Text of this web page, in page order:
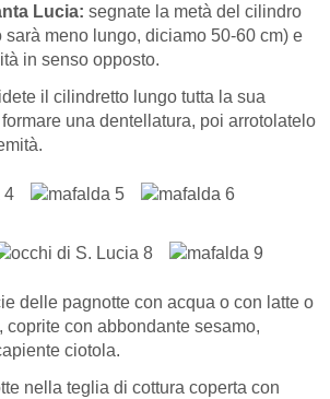
Lucia: segnate la metà del cilindro
sarà meno lungo, diciamo 50-60 cm) e
in senso opposto.
il cilindretto lungo tutta la sua
una dentellatura, poi arrotolatelo
delle pagnotte con acqua o con latte o
coprite con abbondante sesamo,
ciotola.
nella teglia di cottura coperta con